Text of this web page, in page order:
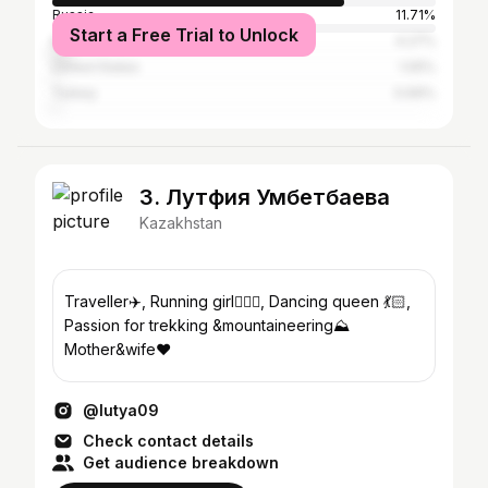
Russia
11.71%
Kyrgyzstan
Start a Free Trial to Unlock
3. Лутфия Умбетбаева
Kazakhstan
Traveller✈️, Running girl🏃🏽‍♀️, Dancing queen 💃🏻,
Passion for trekking &mountaineering⛰
Mother&wife♥️
@lutya09
Check contact details
Get audience breakdown